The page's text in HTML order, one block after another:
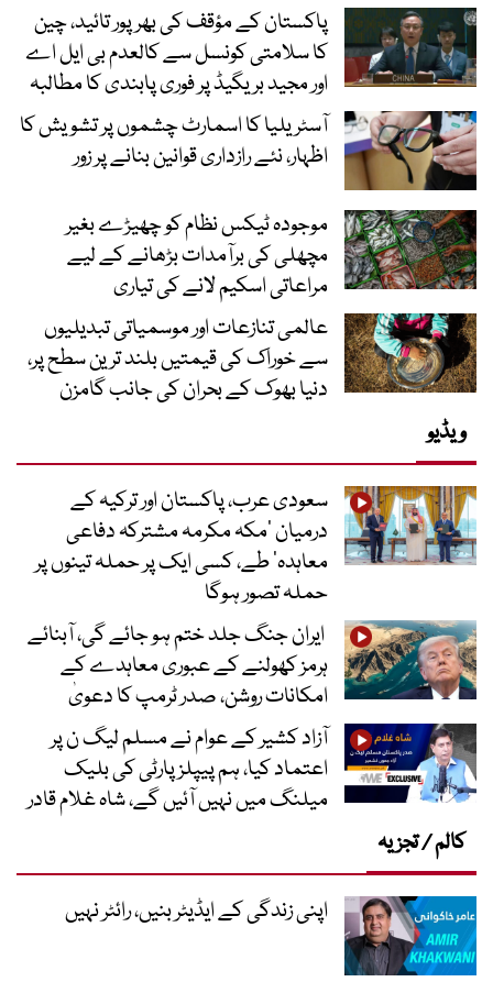
پاکستان کے مؤقف کی بھرپور تائید، چین
کا سلامتی کونسل سے کالعدم بی ایل اے
اور مجید بریگیڈ پر فوری پابندی کا مطالبہ
آسٹریلیا کا اسمارٹ چشموں پر تشویش کا
اظہار، نئے رازداری قوانین بنانے پر زور
موجودہ ٹیکس نظام کو چھیڑے بغیر
مچھلی کی برآمدات بڑھانے کے لیے
مراعاتی اسکیم لانے کی تیاری
عالمی تنازعات اور موسمیاتی تبدیلیوں
سے خوراک کی قیمتیں بلند ترین سطح پر،
دنیا بھوک کے بحران کی جانب گامزن
ویڈیو
سعودی عرب، پاکستان اور ترکیہ کے
درمیان ’مکہ مکرمہ مشترکہ دفاعی
معاہدہ‘ طے، کسی ایک پر حملہ تینوں پر
حملہ تصور ہوگا
ایران جنگ جلد ختم ہو جائے گی، آبنائے
ہرمز کھولنے کے عبوری معاہدے کے
امکانات روشن، صدر ٹرمپ کا دعویٰ
آزاد کشیر کے عوام نے مسلم لیگ ن پر
اعتماد کیا، ہم پیپلز پارٹی کی بلیک
میلنگ میں نہیں آئیں گے، شاہ غلام قادر
کالم / تجزیہ
اپنی زندگی کے ایڈیٹر بنیں، رائٹر نہیں